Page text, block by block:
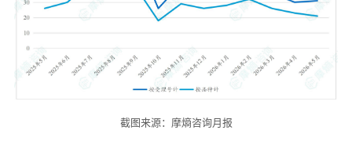
截图来源：摩熵咨询月报